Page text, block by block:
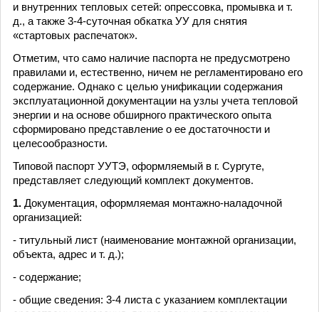
и внутренних тепловых сетей: опрессовка, промывка и т.
д., а также 3-4-суточная обкатка УУ для снятия
«стартовых распечаток».
Отметим, что само наличие паспорта не предусмотрено
правилами и, естественно, ничем не регламентировано его
содержание. Однако с целью унификации содержания
эксплуатационной документации на узлы учета тепловой
энергии и на основе обширного практического опыта
сформировано представление о ее достаточности и
целесообразности.
Типовой паспорт УУТЭ, оформляемый в г. Сургуте,
представляет следующий комплект документов.
1. Документация, оформляемая монтажно-наладочной
организацией:
- титульный лист (наименование монтажной организации,
объекта, адрес и т. д.);
- содержание;
- общие сведения: 3-4 листа с указанием комплектации